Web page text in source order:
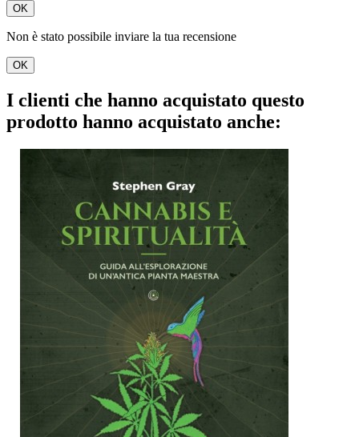
OK
Non è stato possibile inviare la tua recensione
OK
I clienti che hanno acquistato questo
prodotto hanno acquistato anche: